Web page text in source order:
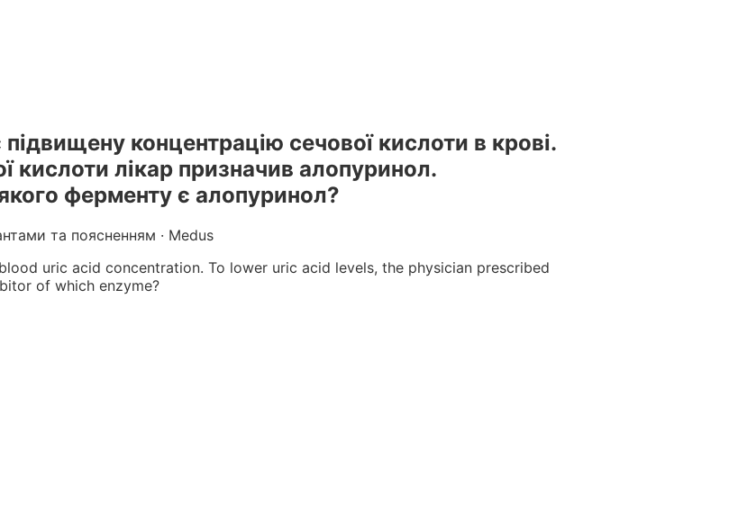
концентрацiю сечової кислоти в кровi.
кислоти лiкар призначив алопуринол.
ферменту є алопуринол?
та поясненням · Medus
uric acid concentration. To lower uric acid levels, the physician prescribed
of which enzyme?